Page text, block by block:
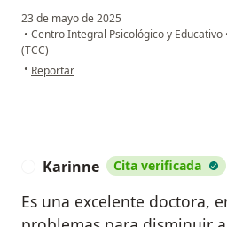
23 de mayo de 2025
• Centro Integral Psicológico y Educativo
(TCC)
• en opinión del usuario María Madrazo
Reportar
Karinne Cita verificada
Es una excelente doctora,